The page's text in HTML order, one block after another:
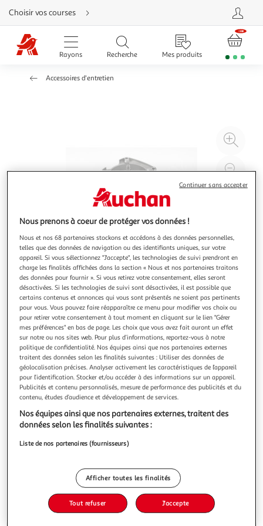
Aller
directement
au
contenu
Aller
directement
Aller
Choisir vos courses
Rayons Recherche Mes produits
Accessoires d'entretien
à
PENTAIR
Moteur pour pompes La Sta-Rite 1,50 CV Tri - Pentair
Caractéristiques
techniquesCatégorie:FiltrationCompatibilité:Pompe
PENTAIR La Sta-RiteConvient pour:Pompe PENTAIR La Sta-
RiteCouleur:NoirMarque:PentairMatière(s):NCType de
pièce:Moteur pour pompeCaractéristiques
techniquesCatégorie : FiltrationCompatibilité : Pompe
PENTAIR La Sta-RiteConvient pour :
En savoir +
Vous voulez connaître le prix de ce produit ?
Afficher le prix
Caractéristiques
Nous prenons à coeur de protéger vos données !
Nous et nos 68 partenaires stockons et accédons à des données personnelles,
telles que des données de navigation ou des identifiants uniques, sur votre
appareil. Si vous sélectionnez "J'accepte", les technologies de suivi prendront en
charge les finalités affichées dans la section « Nous et nos partenaires traitons
des données pour fournir ». Si vous retirez votre consentement, elles seront
désactivées. Si les technologies de suivi sont désactivées, il est possible que
certains contenus et annonces qui vous sont présentés ne soient pas pertinents
pour vous. Vous pouvez faire réapparaître ce menu pour modifier vos choix ou
pour retirer votre consentement à tout moment en cliquant sur le lien "Gérer
mes préférences" en bas de page. Les choix que vous avez fait auront un effet
sur notre ou nos sites web. Pour plus d’informations, reportez-vous à notre
politique de confidentialité. Nos équipes ainsi que nos partenaires externes
traitent des données selon les finalités suivantes : Utiliser des données de
géolocalisation précises. Analyser activement les caractéristiques de l’appareil
pour l’identification. Stocker et/ou accéder à des informations sur un appareil.
Publicités et contenu personnalisés, mesure de performance des publicités et du
contenu, études d’audience et développement de services.
Nos équipes ainsi que nos partenaires externes, traitent des
données selon les finalités suivantes :
Liste de nos partenaires (fournisseurs)
Afficher toutes les finalités
Tout refuser J'accepte
Continuer sans accepter